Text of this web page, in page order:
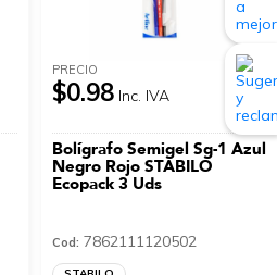
PRECIO
$0.98 Inc. IVA
Bolígrafo Semigel Sg-1 Azul
Negro Rojo STABILO
Ecopack 3 Uds
Cod: 7862111120502